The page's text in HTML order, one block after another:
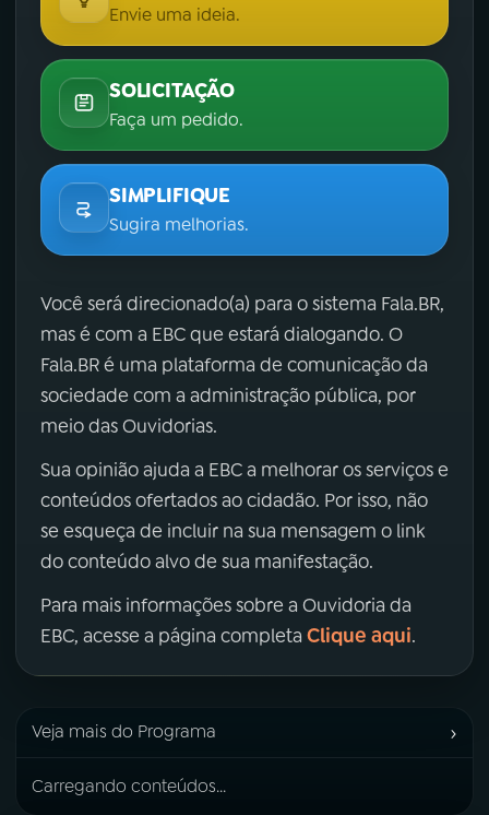
Envie uma ideia.
SOLICITAÇÃO
Faça um pedido.
SIMPLIFIQUE
Sugira melhorias.
Você será direcionado(a) para o sistema Fala.BR,
mas é com a EBC que estará dialogando. O
Fala.BR é uma plataforma de comunicação da
sociedade com a administração pública, por
meio das Ouvidorias.
Sua opinião ajuda a EBC a melhorar os serviços e
conteúdos ofertados ao cidadão. Por isso, não
se esqueça de incluir na sua mensagem o link
do conteúdo alvo de sua manifestação.
Para mais informações sobre a Ouvidoria da
EBC, acesse a página completa Clique aqui.
Veja mais do Programa ›
Carregando conteúdos...